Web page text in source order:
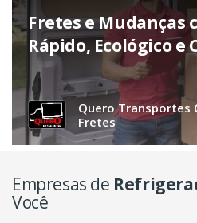
Fretes e Mudanças
Rápido, Ecológico e
Quero Transportes
Fretes
Empresas de
Você